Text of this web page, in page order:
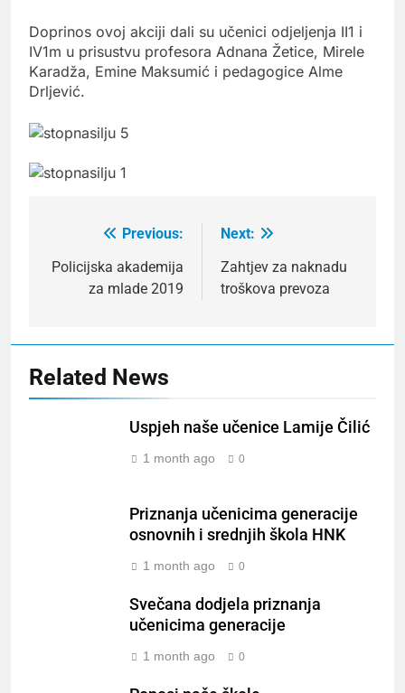
Doprinos ovoj akciji dali su učenici odjeljenja II1 i
IV1m u prisustvu profesora Adnana Žetice, Mirele
Karadža, Emine Maksumić i pedagogice Alme
Drljević.
navigation
Previous:
Policijska akademija
za mlade 2019
Next:
Zahtjev za naknadu
troškova prevoza
Related News
Uspjeh naše učenice Lamije Čilić
1 month ago 0
Priznanja učenicima generacije
osnovnih i srednjih škola HNK
1 month ago 0
Svečana dodjela priznanja
učenicima generacije
1 month ago 0